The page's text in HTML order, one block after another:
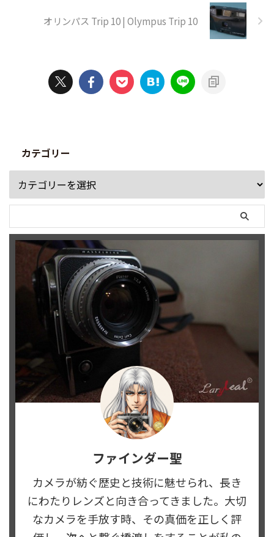
オリンパス Trip 10 | Olympus Trip 10
カテゴリー
ファインダー聖
カメラが紡ぐ歴史と技術に魅せられ、長き
にわたりレンズと向き合ってきました。大切
なカメラを手放す時、その真価を正しく評